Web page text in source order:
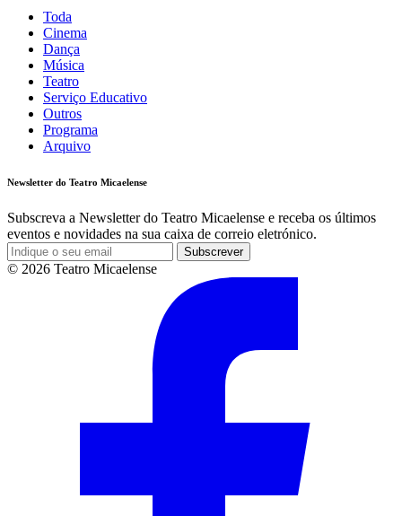
Toda
Cinema
Dança
Música
Teatro
Serviço Educativo
Outros
Programa
Arquivo
Newsletter do Teatro Micaelense
Subscreva a Newsletter do Teatro Micaelense e receba os últimos
eventos e novidades na sua caixa de correio eletrónico.
Subscrever
© 2026 Teatro Micaelense